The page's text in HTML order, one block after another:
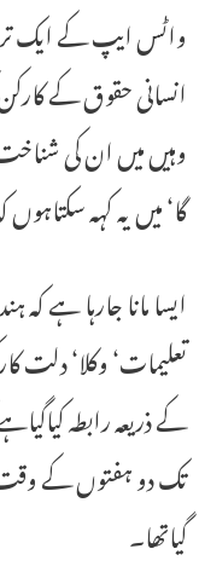
واٹس ایپ کے ایک
انسانی حقوق کے کارکن
وہیں میں ان کی
گا‘ میں یہ کہہ
ایسا مانا جارہا ہے
تعلیمات‘ وکلا‘ دلت
تک دو ہفتوں کے وقت
گیاتھا۔